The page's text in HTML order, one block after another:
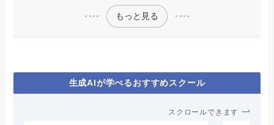
もっと見る
生成AIが学べるおすすめスクール
スクロールできます